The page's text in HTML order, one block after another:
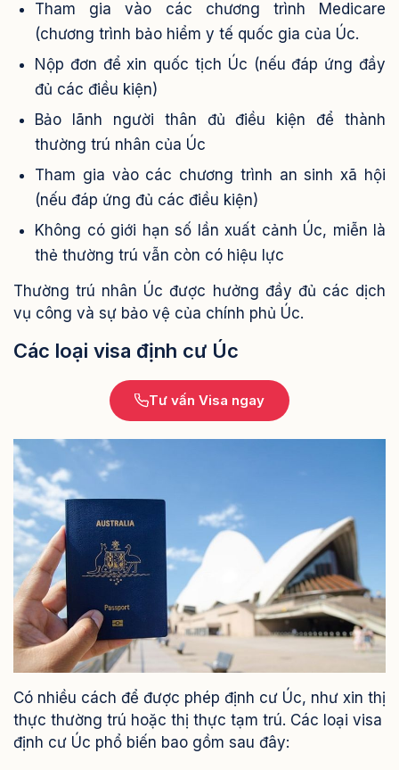
Tham gia vào các chương trình Medicare
(chương trình bảo hiểm y tế quốc gia của Úc.
Nộp đơn để xin quốc tịch Úc (nếu đáp ứng đầy
đủ các điều kiện)
Bảo lãnh người thân đủ điều kiện để thành
thường trú nhân của Úc
Tham gia vào các chương trình an sinh xã hội
(nếu đáp ứng đủ các điều kiện)
Không có giới hạn số lần xuất cảnh Úc, miễn là
thẻ thường trú vẫn còn có hiệu lực
Thường trú nhân Úc được hưởng đầy đủ các dịch
vụ công và sự bảo vệ của chính phủ Úc.
Các loại visa định cư Úc
Tư vấn Visa ngay
Có nhiều cách để được phép định cư Úc, như xin thị
thực thường trú hoặc thị thực tạm trú. Các loại visa
định cư Úc phổ biến bao gồm sau đây: